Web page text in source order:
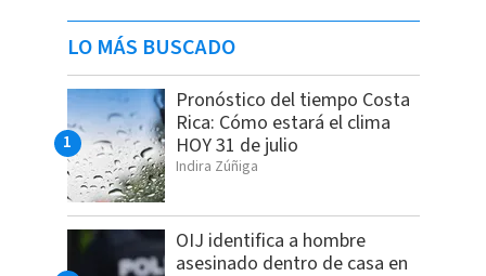
LO MÁS BUSCADO
Pronóstico del tiempo Costa
Rica: Cómo estará el clima
HOY 31 de julio
Indira Zúñiga
OIJ identifica a hombre
asesinado dentro de casa en